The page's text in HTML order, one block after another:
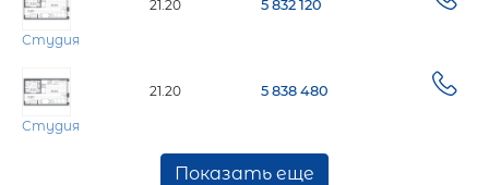
Студия
21.20 5 832 120
Студия
21.20 5 838 480
Показать еще